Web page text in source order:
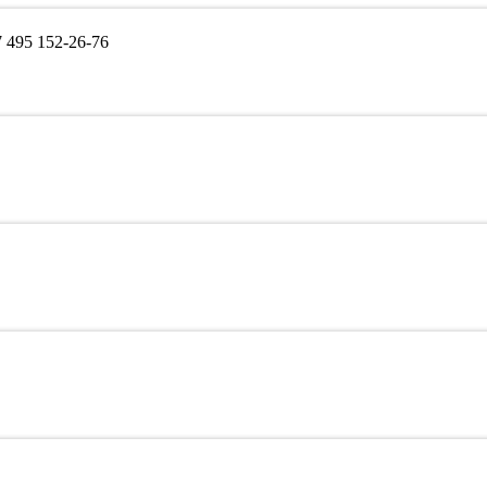
152-26-76